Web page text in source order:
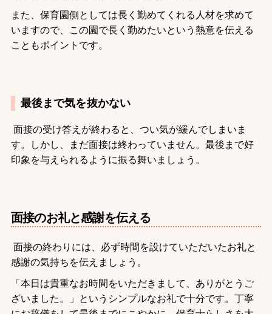
また、保育園側としては長く勤めてくれる人材を求めて
いますので、この園で長く勤めたいという熱意を伝える
こともポイントです。
最後まで気を抜かない
面接の受け答えが終わると、つい気が緩んでしまいま
す。しかし、まだ面接は終わっていません。最後まで好
印象を与えられるように振る舞いましょう。
面接のお礼と感謝を伝える
面接の終わりには、必ず時間を設けていただいたお礼と
感謝の気持ちを伝えましょう。
「本日は貴重なお時間をいただきまして、ありがとうご
ざいました。」というシンプルなお礼で十分です。丁寧